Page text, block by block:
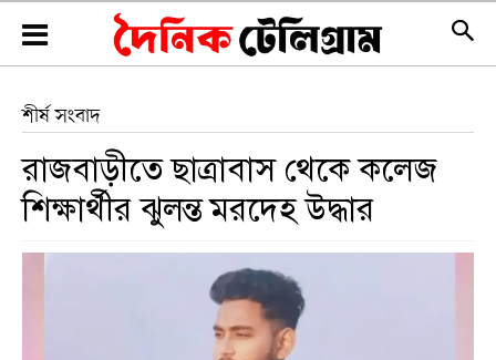
শীর্ষ সংবাদ
রাজবাড়ীতে ছাত্রাবাস থেকে কলেজ
শিক্ষার্থীর ঝুলন্ত মরদেহ উদ্ধার